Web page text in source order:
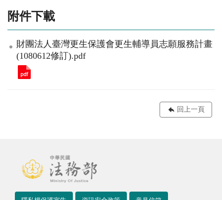
附件下載
財團法人臺灣更生保護會更生輔導員志願服務計畫
(1080612修訂).pdf
回上一頁